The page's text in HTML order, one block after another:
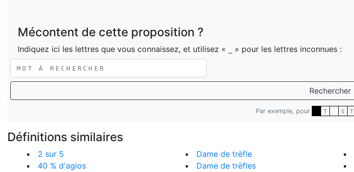
Mécontent de cette proposition ?
Indiquez ici les lettres que vous connaissez, et utilisez « » pour les lettres inconnues :
Rechercher
Par exemple, pour T S T
Définitions similaires
2 sur 5
40 % d'agios
Dame de trèfle
Dame de trèfles